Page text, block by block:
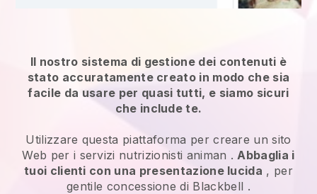
Il nostro sistema di gestione dei contenuti è
stato accuratamente creato in modo che sia
facile da usare per quasi tutti, e siamo sicuri
che include te.
Utilizzare questa piattaforma per creare un sito
Web per i servizi nutrizionisti animan . Abbaglia i
tuoi clienti con una presentazione lucida , per
gentile concessione di Blackbell .